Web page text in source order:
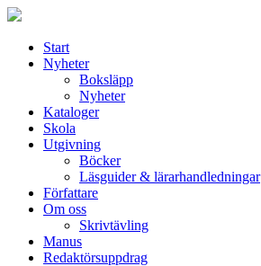
Start
Nyheter
Boksläpp
Nyheter
Kataloger
Skola
Utgivning
Böcker
Läsguider & lärarhandledningar
Författare
Om oss
Skrivtävling
Manus
Redaktörsuppdrag